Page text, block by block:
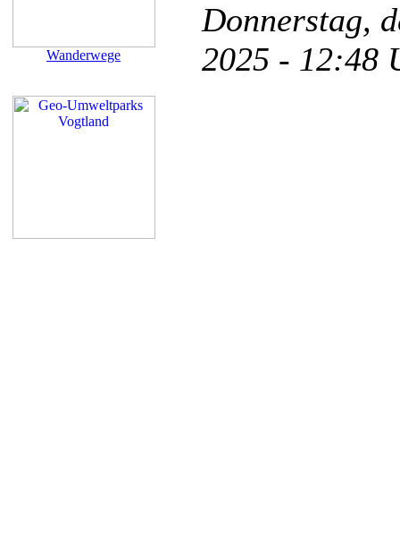
Wanderwege
Donnerstag,
2025 -